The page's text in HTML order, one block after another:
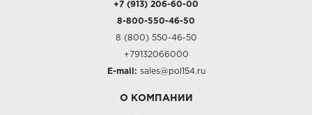
+7 (913) 206-60-00
8-800-550-46-50
8 (800) 550-46-50
+79132066000
E-mail: sales@pol154.ru
О КОМПАНИИ